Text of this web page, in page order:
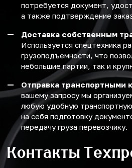
потребуется документ,
а также подтверждение
Доставка собственным
Используется спецтехника
грузоподъемности, что
небольшие партии, так и
Отправка транспортными
вашему запросу мы
любую удобную
на себя подготовку
передачу груза перевозчику.
Контакты